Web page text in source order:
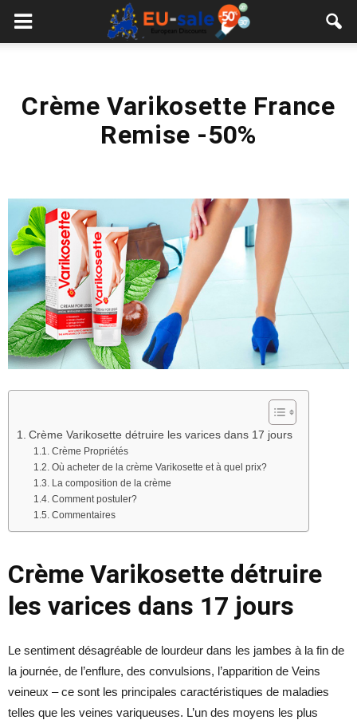
European
Crème Varikosette France
Remise -50%
Crème Varikosette détruire les varices dans 17 jours
Crème Propriétés
Où acheter de la crème Varikosette et à quel prix?
La composition de la crème
Comment postuler?
Commentaires
Crème Varikosette détruire
les varices dans 17 jours
Le sentiment désagréable de lourdeur dans les jambes à la fin de
la journée, de l’enflure, des convulsions, l’apparition de Veins
veineux – ce sont les principales caractéristiques de maladies
telles que les veines variqueuses. L’un des moyens les plus